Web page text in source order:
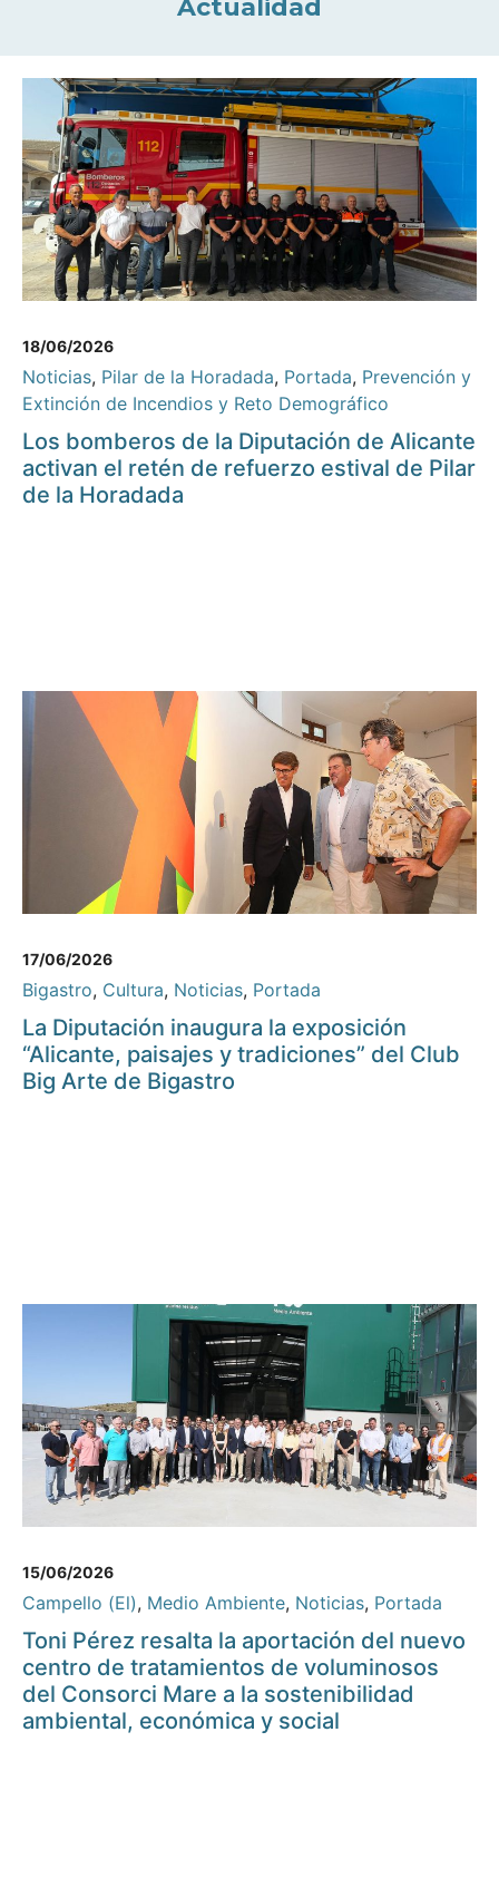
Actualidad
18/06/2026
Noticias, Pilar de la Horadada, Portada, Prevención y
Extinción de Incendios y Reto Demográfico
Los bomberos de la Diputación de Alicante
activan el retén de refuerzo estival de Pilar
de la Horadada
17/06/2026
Bigastro, Cultura, Noticias, Portada
La Diputación inaugura la exposición
“Alicante, paisajes y tradiciones” del Club
Big Arte de Bigastro
15/06/2026
Campello (El), Medio Ambiente, Noticias, Portada
Toni Pérez resalta la aportación del nuevo
centro de tratamientos de voluminosos
del Consorci Mare a la sostenibilidad
ambiental, económica y social